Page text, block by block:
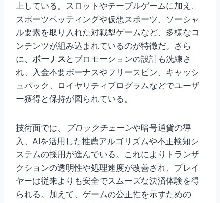
上している。スロットやテーブルゲームに加え、
スポーツベッティングや仮想スポーツ、ソーシャ
ル要素を取り入れた対戦型ゲームなど、多様なコ
ンテンツが組み込まれているのが特徴だ。さら
に、 ボーナス とプロモーションの設計も洗練さ
れ、入金不要ボーナスやフリースピン、キャッシ
ュバック、ロイヤリティプログラムなどでユーザ
ー獲得と保持が図られている。
技術面では、 ブロックチェーンや暗号通貨の導
入、AIを活用した推薦アルゴリズムや不正検知シ
ステムの採用が進んでいる。これによりトランザ
クションの透明性や処理速度が改善され、プレイ
ヤーは従来よりも安全でスムーズな決済体験を得
られる。加えて、ゲームの公正性を示すための